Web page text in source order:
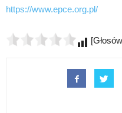
https://www.epce.org.pl/